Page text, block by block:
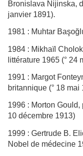
Bronislava Nijinska,
janvier 1891).
1981 : Muhtar
1984 : Mikhaïl
littérature 1965 (° 24
1991 : Margot
britannique (° 18 mai
1996 : Morton
10 décembre 1913)
1999 : Gertrude B.
Nobel de médecine